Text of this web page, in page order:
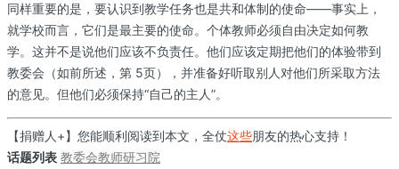
同样重要的是，要认识到教学任务也是共和体制的使命——事实上，
就学校而言，它们是最主要的使命。个体教师必须自由决定如何教
学。这并不是说他们应该不负责任。他们应该定期把他们的体验带到
教委会（如前所述，第 5页），并准备好听取别人对他们所采取方法
的意见。但他们必须保持“自己的主人”。
【捐赠人+】您能顺利阅读到本文，全仗这些朋友的热心支持！
话题列表 教委会教师研习院